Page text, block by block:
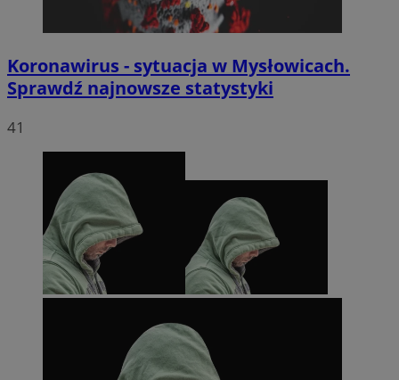
Koronawirus - sytuacja w Mysłowicach.
Sprawdź najnowsze statystyki
41